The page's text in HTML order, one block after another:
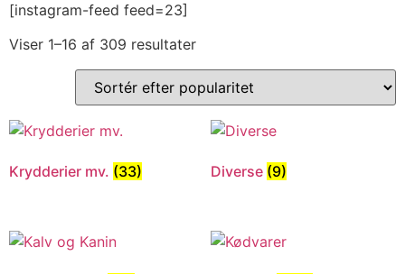
[instagram-feed feed=23]
Viser 1–16 af 309 resultater
Krydderier mv. (33) Diverse (9)